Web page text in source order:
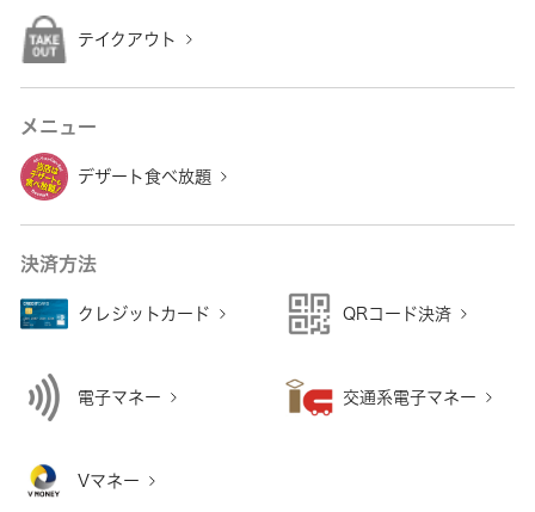
テイクアウト
メニュー
デザート食べ放題
決済方法
クレジットカード QRコード決済
電子マネー 交通系電子マネー
Vマネー